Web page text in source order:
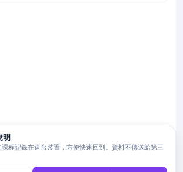
明
程記錄在這台裝置，方便快速回到。資料不傳送給第三